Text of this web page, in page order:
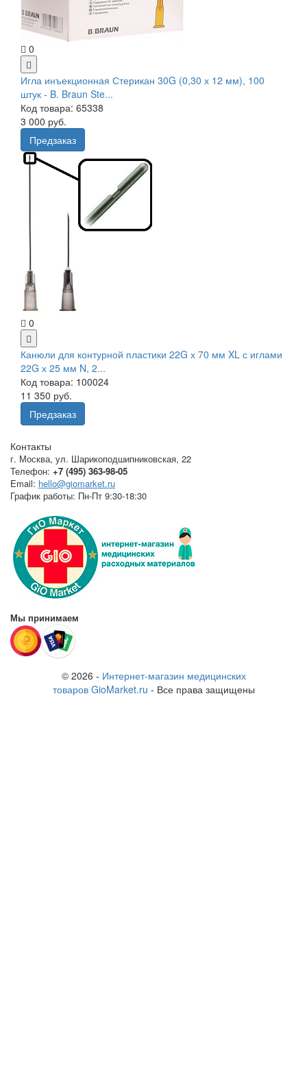
0
Игла инъекционная Стерикан 30G (0,30 х 12 мм), 100
штук - B. Braun Ste...
Код товара: 65338
3 000 руб.
Предзаказ
0
Канюли для контурной пластики 22G х 70 мм XL с иглами
22G х 25 мм N, 2...
Код товара: 100024
11 350 руб.
Предзаказ
Контакты
г. Москва, ул. Шарикоподшипниковская, 22
Телефон: +7 (495) 363-98-05
Email: hello@giomarket.ru
График работы: Пн-Пт 9:30-18:30
Мы принимаем
© 2026 - Интернет-магазин медицинских
товаров GioMarket.ru - Все права защищены